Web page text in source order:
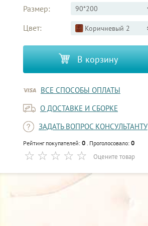
Размер:
Цвет:
Коричневый 2
В корзину
ВСЕ СПОСОБЫ ОПЛАТЫ
О ДОСТАВКЕ И СБОРКЕ
ЗАДАТЬ ВОПРОС КОНСУЛЬТАНТУ
Рейтинг покупателей: 0 . Проголосовало: 0
Оцените товар